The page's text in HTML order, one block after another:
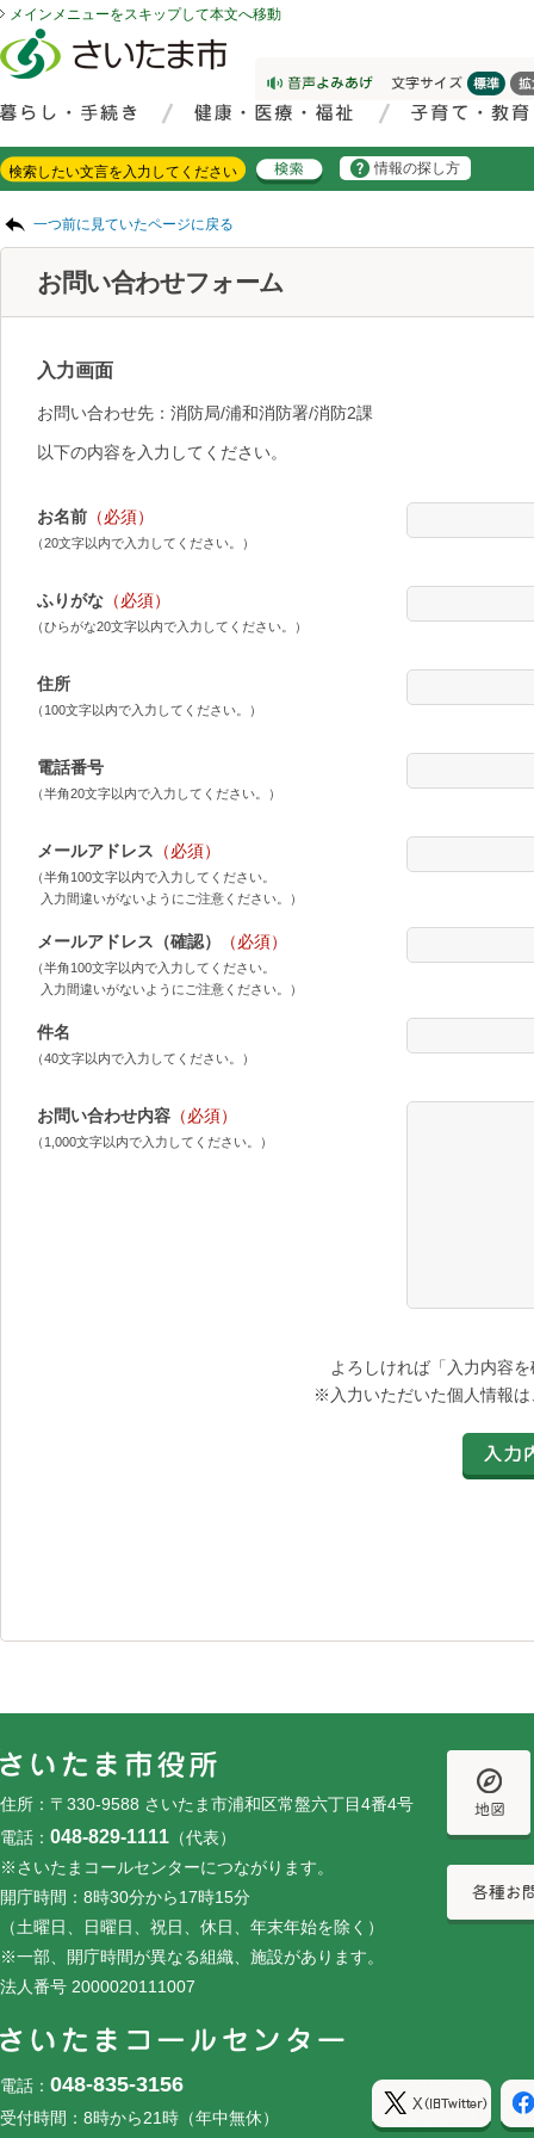
メインメニューをスキップして本文へ移動
情報の探し方
一つ前に見ていたページに戻る
お問い合わせフォーム
入力画面
お問い合わせ先：消防局/浦和消防署/消防2課
以下の内容を入力してください。
お名前 （必須）
（20文字以内で入力してください。）
ふりがな （必須）
（ひらがな20文字以内で入力してください。）
住所
（100文字以内で入力してください。）
電話番号
（半角20文字以内で入力してください。）
メールアドレス （必須）
（半角100文字以内で入力してください。
入力間違いがないようにご注意ください。）
メールアドレス（確認） （必須）
（半角100文字以内で入力してください。
入力間違いがないようにご注意ください。）
件名
（40文字以内で入力してください。）
お問い合わせ内容 （必須）
（1,000文字以内で入力してください。）
よろしければ「入力内容
※入力いただいた個人情報
住所：〒330-9588 さいたま市浦和区常盤六丁目4番4号
電話： 048-829-1111 （代表）
※さいたまコールセンターにつながります。
開庁時間：8時30分から17時15分
（土曜日、日曜日、祝日、休日、年末年始を除く）
※一部、開庁時間が異なる組織、施設があります。
法人番号 2000020111007
電話： 048-835-3156
受付時間：8時から21時（年中無休）